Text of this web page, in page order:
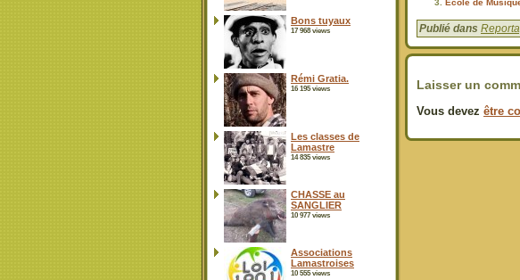
Bons tuyaux
17 968 views
Rémi Gratia.
16 195 views
Les classes de
Lamastre
14 835 views
CHASSE au
SANGLIER
10 977 views
Associations
Lamastroises
10 555 views
École de
Publié dans
Laisser un
Vous devez être